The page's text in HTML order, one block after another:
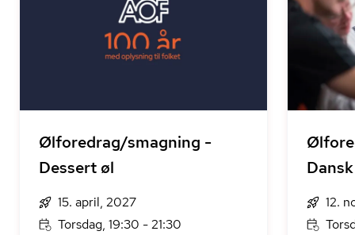
Ølforedrag/smagning -
Dessert øl
15. april, 2027
Torsdag, 19:30 - 21:30
12.